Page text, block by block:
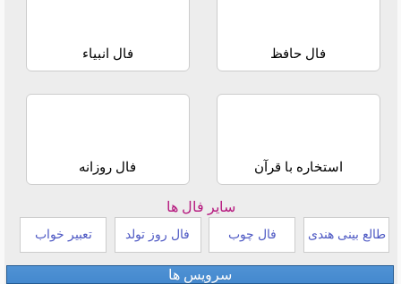
فال حافظ فال انبیاء
استخاره با قرآن فال روزانه
سایر فال ها
طالع بینی هندی فال چوب فال روز تولد تعبیر خواب
سرویس ها